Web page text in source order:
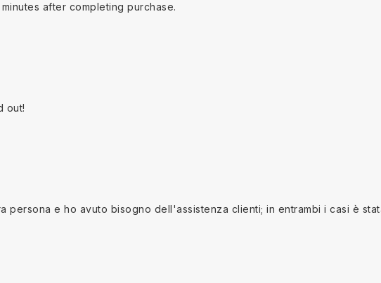
after completing purchase.
out!
e ho avuto bisogno dell'assistenza clienti; in entrambi i casi è